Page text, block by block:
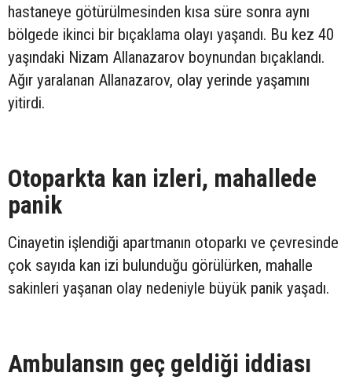
hastaneye götürülmesinden kısa süre sonra aynı
bölgede ikinci bir bıçaklama olayı yaşandı. Bu kez 40
yaşındaki Nizam Allanazarov boynundan bıçaklandı.
Ağır yaralanan Allanazarov, olay yerinde yaşamını
yitirdi.
Otoparkta kan izleri, mahallede
panik
Cinayetin işlendiği apartmanın otoparkı ve çevresinde
çok sayıda kan izi bulunduğu görülürken, mahalle
sakinleri yaşanan olay nedeniyle büyük panik yaşadı.
Ambulansın geç geldiği iddiası